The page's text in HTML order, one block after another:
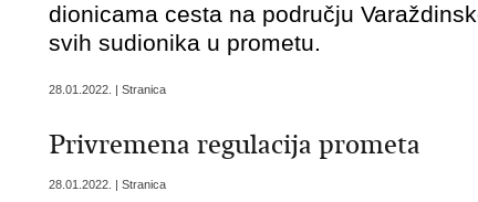
dionicama cesta na području
svih sudionika u prometu.
28.01.2022. | Stranica
Privremena regulacija prometa
28.01.2022. | Stranica